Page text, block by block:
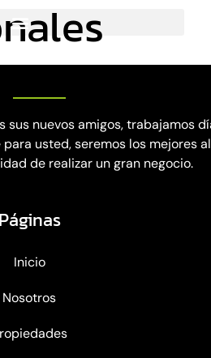
sus nuevos amigos, trabajamos
usted, seremos los mejores al
de realizar un gran negocio.
Páginas
Inicio
Nosotros